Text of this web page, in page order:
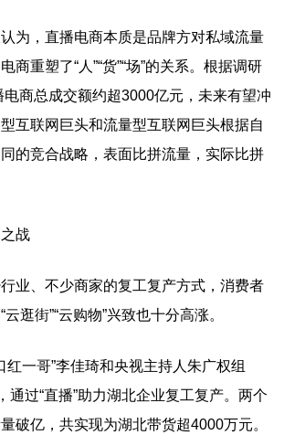
，直播电商本质是品牌方对私域流量
商重塑了“人”“货”“场”的关系。根据调研
商总成交额约超3000亿元，未来有望冲
互联网巨头和流量型互联网巨头根据自
的竞合战略，表面比拼流量，实际比拼
战
、不少商家的复工复产方式，消费者
逛街”“云购物”兴致也十分高涨。
一哥”李佳琦和央视主持人朱广权组
通过“直播”助力湖北企业复工复产。两个
破亿，共实现为湖北带货超4000万元。